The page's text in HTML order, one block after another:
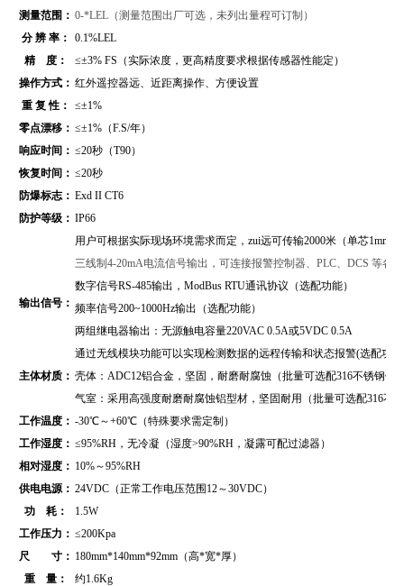
测量范围： 0-*LEL（测量范围出厂可选，未列出量程可订制）
分 辨 率：
0.1%LEL
精 度：
≤±3% FS（实际浓度，更高精度要求根据传感器性能定）
操作方式： 红外遥控器远、近距离操作、方便设置
重 复 性：
≤±1%
零点漂移： ≤±1%（F.S/年）
响应时间： ≤20秒（T90）
恢复时间： ≤20秒
防爆标志： Exd II CT6
防护等级： IP66
输出信号：
用户可根据实际现场环境需求而定，zui远可传输2000米（单芯1mm2
三线制4-20mA电流信号输出，可连接报警控制器、PLC、DCS 等各
数字信号RS-485输出， ModBus RTU通讯协议 （选配功能）
频率信号200~1000Hz输出（选配功能）
两组继电器输出：无源触电容量220VAC 0.5A或5VDC 0.5A
通过无线模块功能可以实现检测数据的远程传输和状态报警(选配功
主体材质： 壳体：ADC12铝合金，坚固，耐磨耐腐蚀（批量可选配316不锈钢壳
气室：采用高强度耐磨耐腐蚀铝型材，坚固耐用（批量可选配316不
工作温度： -30℃～+60℃（特殊要求需定制）
工作湿度： ≤95%RH，无冷凝（湿度>90%RH，凝露可配过滤器）
相对湿度： 10%～95%RH
供电电源： 24VDC（正常工作电压范围12～30VDC）
功 耗：
1.5W
工作压力： ≤200Kpa
尺 寸： 180mm*140mm*92mm（高*宽*厚）
重 量：
约1.6Kg